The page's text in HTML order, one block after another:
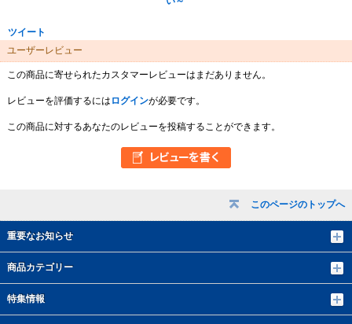
このページのトップへ
重要なお知らせ
商品カテゴリー
特集情報
ツイート
ユーザーレビュー
この商品に寄せられたカスタマーレビューはまだありません。
レビューを評価するには ログインが必要です。
この商品に対するあなたのレビューを投稿することができます。